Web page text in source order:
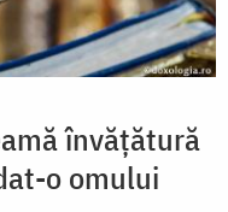
învățătură
o omului